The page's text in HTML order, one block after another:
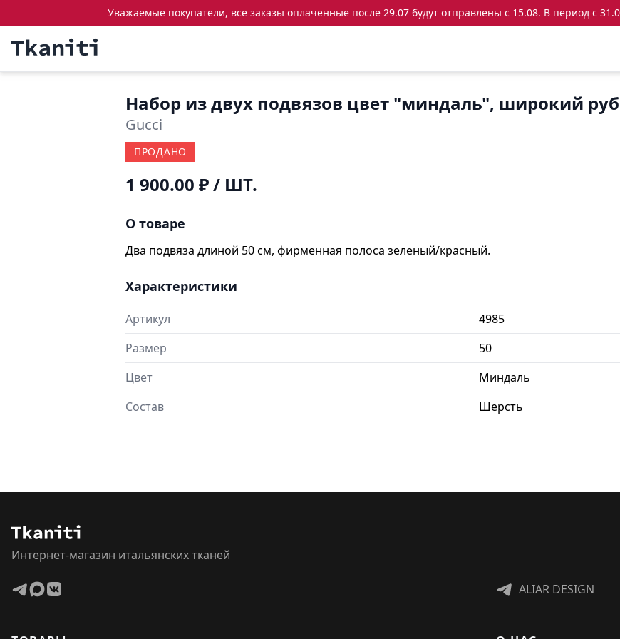
Уважаемые покупатели, все заказы оплаченные после 29.07 будут отправлены с 15.08. В период с
Набор из двух подвязов цвет "миндаль", широкий
Gucci
ПРОДАНО
1 900.00 ₽/ ШТ.
О товаре
Два подвяза длиной 50 см, фирменная полоса зеленый/красный.
Характеристики
Артикул
4985
Размер
50
Цвет
Миндаль
Состав
Шерсть
Интернет-магазин итальянских тканей
ALIAR DESIGN